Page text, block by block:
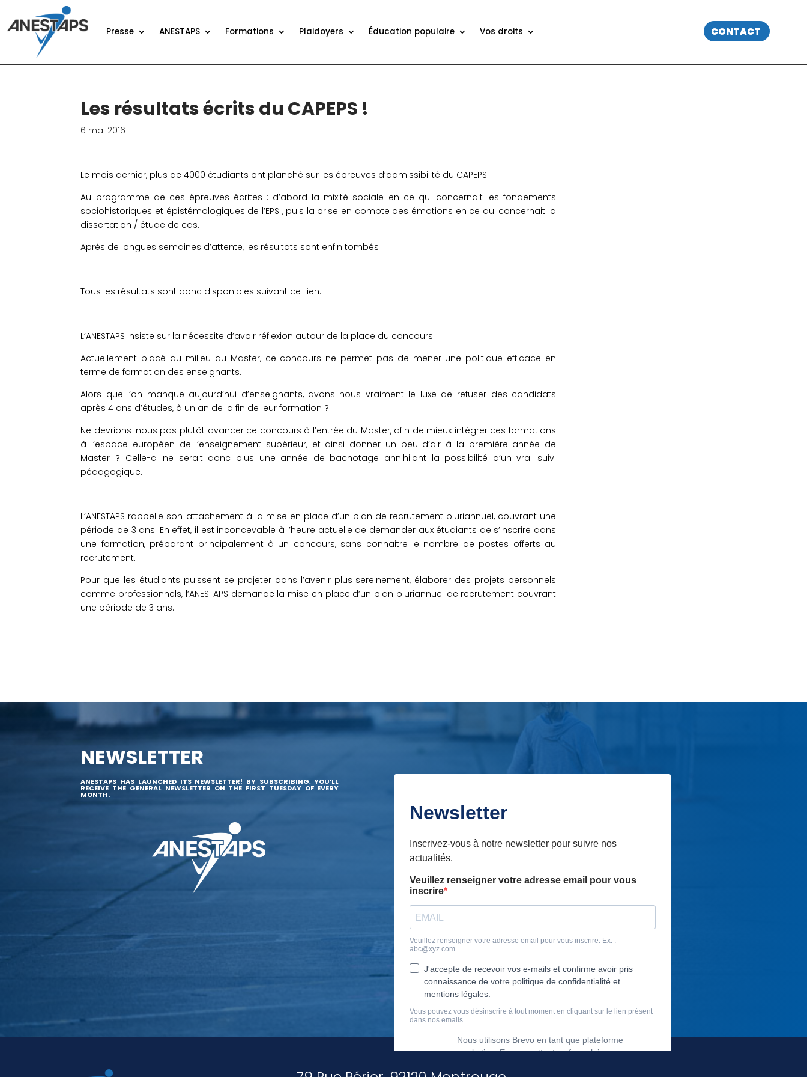
Presse ANESTAPS Formations Plaidoyers Éducation populaire Vos droits CONTACT
Les résultats écrits du CAPEPS !
6 mai 2016
Le mois dernier, plus de 4000 étudiants ont planché sur les épreuves d’admissibilité du CAPEPS.
Au programme de ces épreuves écrites : d’abord la mixité sociale en ce qui concernait lesfondements
sociohistoriques et épistémologiques de l’EPS , puis la prise en compte des émotions en ce qui concernait la
dissertation / étude de cas.
Après de longues semaines d’attente, les résultats sont enfin tombés !
Tous les résultats sont donc disponibles suivant ce Lien.
L’ANESTAPS insiste sur la nécessite d’avoir réflexion autour de la place du concours.
Actuellement placé au milieu du Master, ce concours ne permet pas de mener une politique efficace en
terme de formation des enseignants.
Alors que l’on manque aujourd’hui d’enseignants, avons-nous vraiment le luxe de refuser des candidats
après 4 ans d’études, à un an de la fin de leur formation ?
Ne devrions-nous pas plutôt avancer ce concours à l’entrée du Master, afin de mieux intégrer ces formations
à l’espace européen de l’enseignement supérieur, et ainsi donner un peu d’air à la première année de
Master ? Celle-ci ne serait donc plus une année de bachotage annihilant la possibilité d’un vrai suivi
pédagogique.
L’ANESTAPS rappelle son attachement à la mise en place d’un plan de recrutement pluriannuel, couvrant une
période de 3 ans. En effet, il est inconcevable à l’heure actuelle de demander aux étudiants de s’inscrire dans
une formation, préparant principalement à un concours, sans connaitre le nombre de postes offerts au
recrutement.
Pour que les étudiants puissent se projeter dans l’avenir plus sereinement, élaborer des projets personnels
comme professionnels, l’ANESTAPS demande la mise en place d’un plan pluriannuel de recrutement couvrant
une période de 3 ans.
NEWSLETTER
ANESTAPS HAS LAUNCHED ITS NEWSLETTER! BY SUBSCRIBING, YOU’LL
RECEIVE THE GENERAL NEWSLETTER ON THE FIRST TUESDAY OF EVERY
MONTH.